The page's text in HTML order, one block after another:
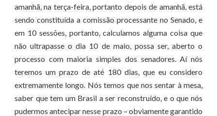
amanhã, na terça-feira, portanto depois de amanhã, está
sendo constituída a comissão processante no Senado, e
em 10 sessões, portanto, calculamos alguma coisa que
não ultrapasse o dia 10 de maio, possa ser, aberto o
processo com maioria simples dos senadores. Aí nós
teremos um prazo de até 180 dias, que eu considero
extremamente longo. Nós temos que nos sentar à mesa,
saber que tem um Brasil a ser reconstruído, e o que nós
pudermos antecipar nesse prazo – obviamente garantido